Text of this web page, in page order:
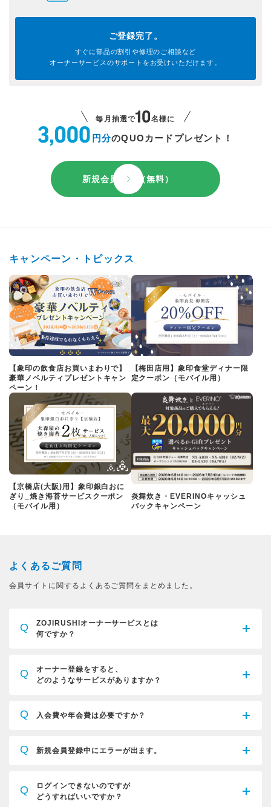
ご登録完了。
すぐに部品の割引や修理のご相談など
オーナーサービスのサポートを お受けいただけます。
毎月抽選で 名様に
円分のQUOカードプレゼント！
新規会員登録（無料）
キャンペーン・トピックス
【象印の飲食店お買いまわりで】
豪華ノベルティプレゼントキャン
ペーン！
【梅田店用】象印食堂ディナー限
定クーポン（モバイル用）
【京橋店(大阪)用】象印銀白おに
ぎり_焼き海苔サービスクーポン
（モバイル用）
炎舞炊き・EVERINOキャッシュ
バックキャンペーン
よくあるご質問
会員サイトに関するよくあるご質問をまとめました。
Q
ZOJIRUSHIオーナーサービスとは
何ですか？
Q
オーナー登録をすると、
どのようなサービスがありますか？
Q 入会費や年会費は必要ですか？
Q 新規会員登録中にエラーが出ます。
Q
ログインできないのですが
どうすればいいですか？